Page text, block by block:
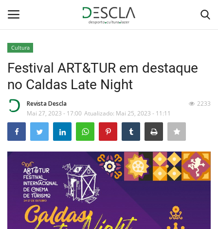
Home
...by Descla
Desporto
Contactos
Sobre Nós
Educação
Cultura
Festival ART&TUR em destaque
no Caldas Late Night
Revista Descla
Mai 27, 2023 - 17:00 Atualizado: Mai 25, 2023 - 11:11
2233